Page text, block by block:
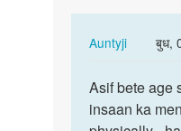
age…
Auntyji
बुध,
In
to
Sex
Asif
bete
Asif bete age
insaan ka